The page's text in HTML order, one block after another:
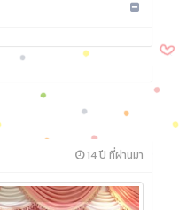
14 ปี ที่ผ่านมา